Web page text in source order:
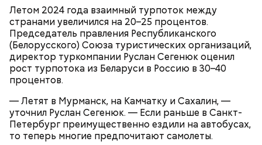
Летом 2024 года взаимный турпоток между
странами увеличился на 20–25 процентов.
Председатель правления Республиканского
(Белорусского) Союза туристических организаций,
директор туркомпании Руслан Сегенюк оценил
рост турпотока из Беларуси в Россию в 30–40
процентов.
— Летят в Мурманск, на Камчатку и Сахалин, —
уточнил Руслан Сегенюк. — Если раньше в Санкт-
Петербург преимущественно ездили на автобусах,
то теперь многие предпочитают самолеты.
Спагетти из кабачков
продукты и напитки, которые
выводят токсины из организма
Чистит сосуды и защищает от
рака: чем полезен кресс-салат